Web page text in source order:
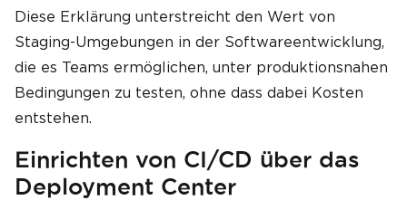
Diese Erklärung unterstreicht den Wert von
Staging-Umgebungen in der Softwareentwicklung,
die es Teams ermöglichen, unter produktionsnahen
Bedingungen zu testen, ohne dass dabei Kosten
entstehen.
Einrichten von CI/CD über das
Deployment Center